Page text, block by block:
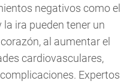
negativos como el
ira pueden tener un
al aumentar el
cardiovasculares,
Expertos